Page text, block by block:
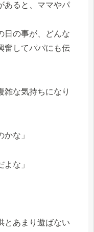
あると、ママやパ
日の事が、どんな
奮してパパにも伝
雑な気持ちになり
な」
な」
とあまり遊ばない